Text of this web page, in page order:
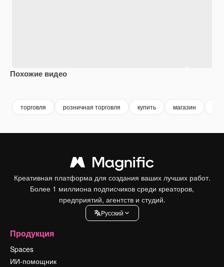
Похожие видео
торговля розничная торговля купить магазин
Креативная платформа для создания ваших лучших работ.
Более 1 миллиона подписчиков среди креаторов,
предприятий, агентств и студий.
Pусский
Продукция
Spaces
ИИ-помощник